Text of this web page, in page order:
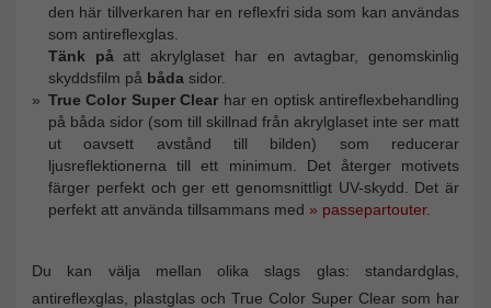
den här tillverkaren har en reflexfri sida som kan användas
som antireflexglas.
Tänk påatt akrylglaset har en avtagbar, genomskinlig
skyddsfilm på båda sidor.
True Color Super Clear har en optisk antireflexbehandling
på båda sidor (som till skillnad från akrylglaset inte ser matt
ut oavsett avstånd till bilden) som reducerar
ljusreflektionerna till ett minimum. Det återger motivets
färger perfekt och ger ett genomsnittligt UV-skydd. Det är
perfekt att använda tillsammans med » passepartouter.
Du kan välja mellan olika slags glas: standardglas,
antireflexglas, plastglas och True Color Super Clear som har